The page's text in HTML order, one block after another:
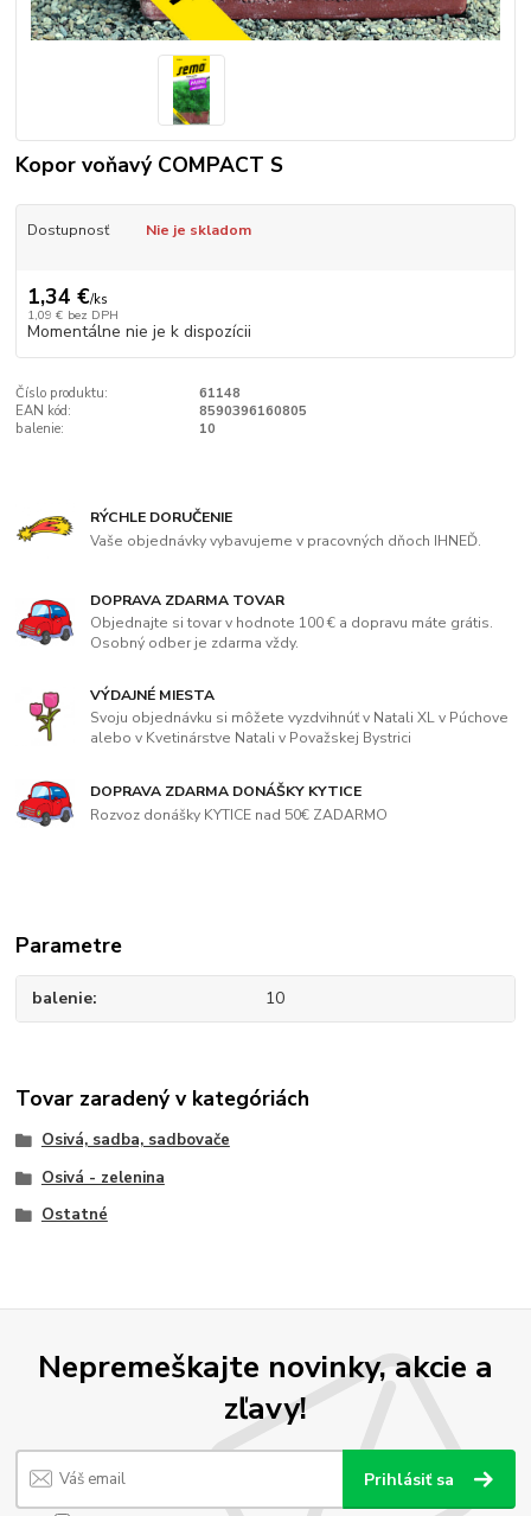
Kopor voňavý COMPACT S
Dostupnosť Nie je skladom
1,34 €/ks
1,09 € bez DPH
Momentálne nie je k dispozícii
Číslo produktu:
61148
EAN kód:
8590396160805
balenie:
10
RÝCHLE DORUČENIE
Vaše objednávky vybavujeme v pracovných dňoch IHNEĎ.
DOPRAVA ZDARMA TOVAR
Objednajte si tovar v hodnote 100 € a dopravu máte grátis.
Osobný odber je zdarma vždy.
VÝDAJNÉ MIESTA
Svoju objednávku si môžete vyzdvihnúť v Natali XL v Púchove
alebo v Kvetinárstve Natali v Považskej Bystrici
DOPRAVA ZDARMA DONÁŠKY KYTICE
Rozvoz donášky KYTICE nad 50€ ZADARMO
Parametre
balenie 10
Tovar zaradený v kategóriách
Osivá, sadba, sadbovače
Osivá - zelenina
Ostatné
Nepremeškajte novinky, akcie a
zľavy!
Prihlásiť sa